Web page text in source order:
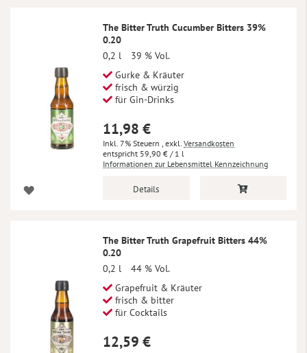
The Bitter Truth Cucumber Bitters 39%
0.20
0,2 l
39 % Vol.
Gurke & Kräuter
frisch & würzig
für Gin-Drinks
11,98 €
Inkl. 7% Steuern exkl. Versandkosten
59,90 € / 1 l
Informationen zur Lebensmittel Kennzeichnung
Details
The Bitter Truth Grapefruit Bitters 44%
0.20
0,2 l
44 % Vol.
Grapefruit & Kräuter
frisch & bitter
für Cocktails
12,59 €